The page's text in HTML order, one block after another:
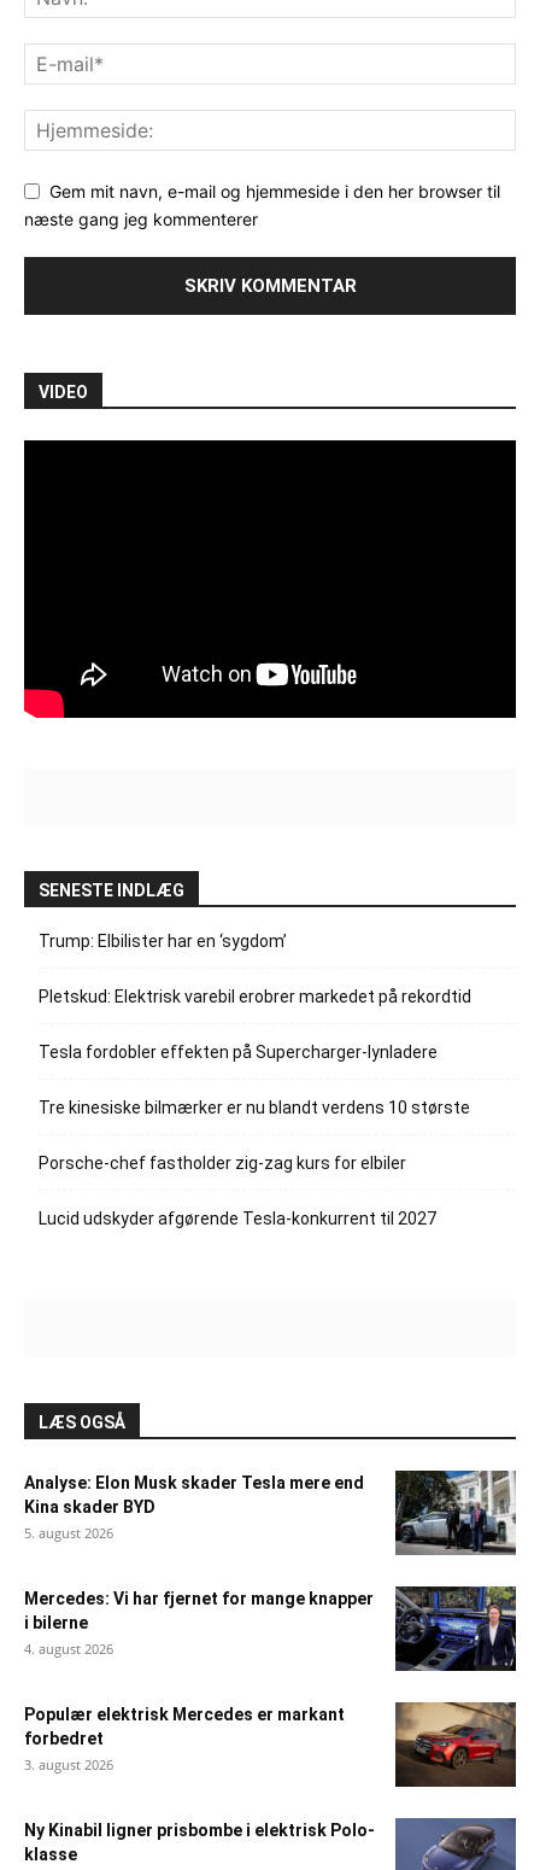
Gem mit navn, e-mail og hjemmeside i den her browser til
næste gang jeg kommenterer
VIDEO
SENESTE INDLÆG
Trump: Elbilister har en ‘sygdom’
Pletskud: Elektrisk varebil erobrer markedet på rekordtid
Tesla fordobler effekten på Supercharger-lynladere
Tre kinesiske bilmærker er nu blandt verdens 10 største
Porsche-chef fastholder zig-zag kurs for elbiler
Lucid udskyder afgørende Tesla-konkurrent til 2027
LÆS OGSÅ
Analyse: Elon Musk skader Tesla mere end
Kina skader BYD
5. august 2026
Mercedes: Vi har fjernet for mange knapper
i bilerne
4. august 2026
Populær elektrisk Mercedes er markant
forbedret
3. august 2026
Ny Kinabil ligner prisbombe i elektrisk Polo-
klasse